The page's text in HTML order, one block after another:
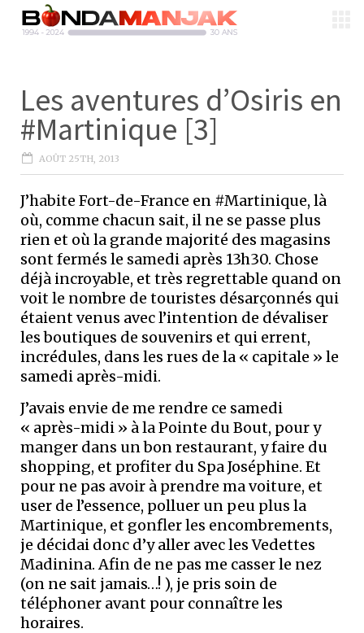
Les aventures d’Osiris en
#Martinique [3]
AOÛT 25TH, 2013
J’habite Fort-de-France en #Martinique, là
où, comme chacun sait, il ne se passe plus
rien et où la grande majorité des magasins
sont fermés le samedi après 13h30. Chose
déjà incroyable, et très regrettable quand on
voit le nombre de touristes désarçonnés qui
étaient venus avec l’intention de dévaliser
les boutiques de souvenirs et qui errent,
incrédules, dans les rues de la « capitale » le
samedi après-midi.
J’avais envie de me rendre ce samedi
« après-midi » à la Pointe du Bout, pour y
manger dans un bon restaurant, y faire du
shopping, et profiter du Spa Joséphine. Et
pour ne pas avoir à prendre ma voiture, et
user de l’essence, polluer un peu plus la
Martinique, et gonfler les encombrements,
je décidai donc d’y aller avec les Vedettes
Madinina. Afin de ne pas me casser le nez
(on ne sait jamais…! ), je pris soin de
téléphoner avant pour connaître les
horaires.